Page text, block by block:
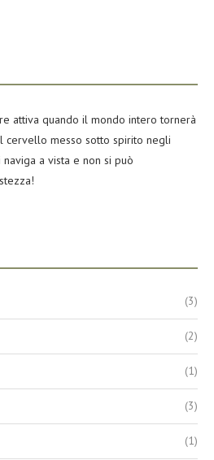
attiva quando il mondo intero tornerà
messo sotto spirito negli
a vista e non si può
(3)
(2)
(1)
(3)
(1)